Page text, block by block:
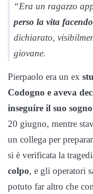
“Era un ragazzo
perso la vita
dichiarato,
giovane.
Pierpaolo era un ex
Codogno e aveva
inseguire il suo
20 giugno, mentre
un collega per
si è verificata la
colpo, e gli operatori
potuto far altro che